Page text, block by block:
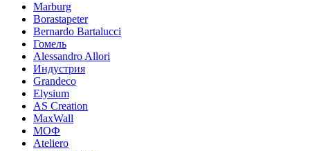
Marburg
Borastapeter
Bernardo Bartalucci
Гомель
Alessandro Allori
Индустрия
Grandeco
Elysium
AS Creation
MaxWall
МОФ
Ateliero